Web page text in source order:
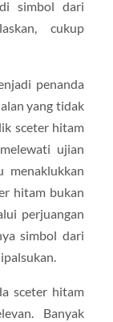
simbol dari
cukup
penanda
yang tidak
sceter hitam
ujian
menaklukkan
hitam bukan
perjuangan
simbol dari
sceter hitam
Banyak